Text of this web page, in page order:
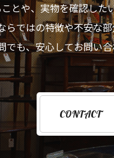
とや、実物を確認した
らではの特徴や不安な
でも、安心してお問い
CONTACT